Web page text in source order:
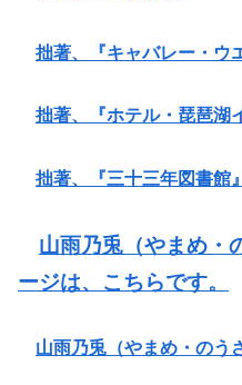
拙著、『キャバレー・ウ
拙著、『ホテル・琵琶湖
拙著、『三十三年図書館』
山雨乃兎（やまめ・
ージは、こちらです。
山雨乃兎（やまめ・のう